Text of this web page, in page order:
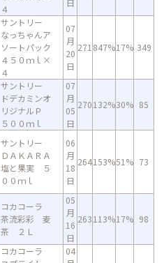
４
日
サントリー
なっちゃんア
ソートパック
４５０ｍｌ×
４
07
月
20
日
271 847%17% 349
サントリー
ドデカミンオ
リジナルＰ
５００ｍｌ
07
月
05
日
270132%30% 85
サントリー
ＤＡＫＡＲＡ
塩と果実 ５
００ｍｌ
06
月
18
日
264153%51% 73
コカコーラ
茶流彩彩 麦
茶 ２Ｌ
05
月
16
日
263113%17% 98
コカコーラ
04